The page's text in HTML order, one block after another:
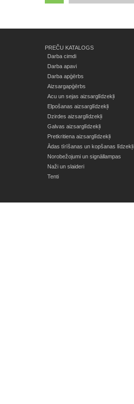
PREČU KATALOGS
Darba cimdi
Darba apavi
Darba apģērbs
Aizsargapģērbs
Acu un sejas aizsarglīdzekļi
Elpošanas aizsarglīdzekļi
Dzirdes aizsarglīdzekļi
Galvas aizsarglīdzekļi
Pretkritiena aizsarglīdzekļi
Ādas tīrīšanas un kopšanas līdzekļi
Norobežojumi un signāllampas
Naži un slaideri
Tenti